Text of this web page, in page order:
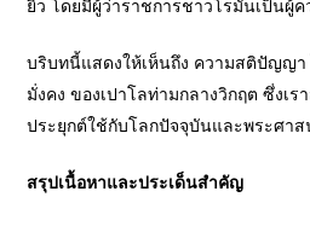
ยิว โดยมีผู้ว่าราชการชาวโรมันเป็นผู้
บริบทนี้แสดงให้เห็นถึง ความสติปัญญ
มั่งคง ของเปาโลท่ามกลางวิกฤต ซึ่งเร
ประยุกต์ใช้กับโลกปัจจุบันและพระศาส
สรุปเนื้อหาและประเด็นสำคัญ